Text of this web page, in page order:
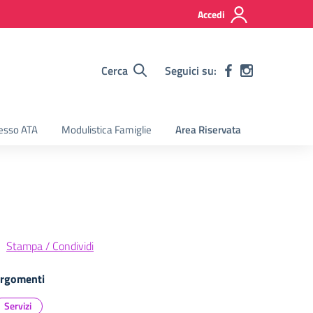
Accedi
Cerca Seguici su:
ATA Modulistica Famiglie Area Riservata
Stampa / Condividi
Servizi